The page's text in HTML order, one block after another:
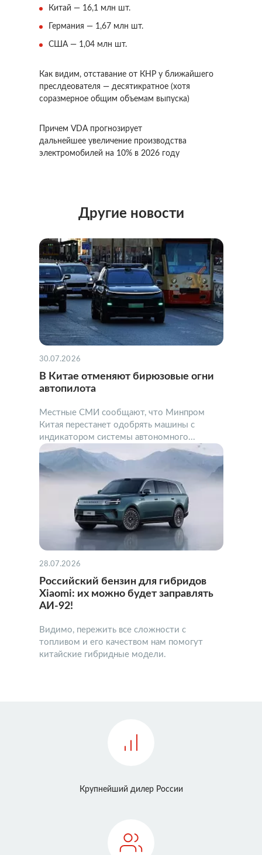
Китай — 16,1 млн шт.
Германия — 1,67 млн шт.
США — 1,04 млн шт.
Как видим, отставание от КНР у ближайшего
преслдеователя — десятикратное (хотя
соразмерное общим объемам выпуска)
Причем VDA прогнозирует
дальнейшее увеличение производства
электромобилей на 10% в 2026 году
Другие новости
30.07.2026
В Китае отменяют бирюзовые огни
автопилота
Местные СМИ сообщают, что Минпром
Китая перестанет одобрять машины с
индикатором системы автономного...
28.07.2026
Российский бензин для гибридов
Xiaomi: их можно будет заправлять
АИ-92!
Видимо, пережить все сложности с
топливом и его качеством нам помогут
китайские гибридные модели.
Крупнейший дилер России